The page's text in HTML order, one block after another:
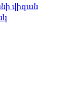
վիզան